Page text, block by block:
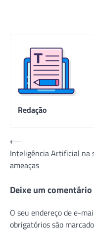
Redação
Navegação
de
Post
⟵
Inteligência Artificial na
ameaças
Deixe um comentário
O seu endereço de e-
obrigatórios são